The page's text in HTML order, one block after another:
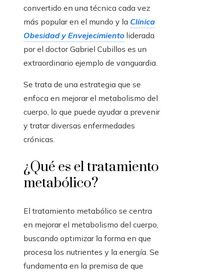
convertido en una técnica cada vez
más popular en el mundo y la Clínica
Obesidad y Envejecimiento liderada
por el doctor Gabriel Cubillos es un
extraordinario ejemplo de vanguardia.
Se trata de una estrategia que se
enfoca en mejorar el metabolismo del
cuerpo, lo que puede ayudar a prevenir
y tratar diversas enfermedades
crónicas.
¿Qué es el tratamiento
metabólico?
El tratamiento metabólico se centra
en mejorar el metabolismo del cuerpo,
buscando optimizar la forma en que
procesa los nutrientes y la energía. Se
fundamenta en la premisa de que